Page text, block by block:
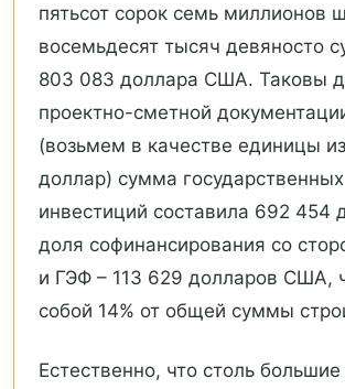
пятьсот сорок семь миллионов
восемьдесят тысяч девяносто
803 083 доллара США. Таковы
проектно-сметной
(возьмем в качестве единицы
доллар) сумма государственных
инвестиций составила 692 454
доля софинансирования со
и ГЭФ – 113 629 долларов США,
собой 14% от общей суммы
Естественно, что столь